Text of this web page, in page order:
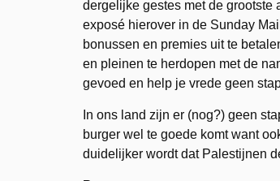
dergelijke gestes met de grootste
exposé hierover in de Sunday
bonussen en premies uit te
en pleinen te herdopen met de
gevoed en help je vrede geen
In ons land zijn er (nog?) geen
burger wel te goede komt want
duidelijker wordt dat Palestijnen